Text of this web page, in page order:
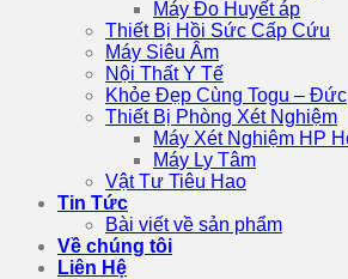
Máy Đo Huyết áp
Thiết Bị Hồi Sức Cấp Cứu
Máy Siêu Âm
Nội Thất Y Tế
Khỏe Đẹp Cùng Togu – Đức
Thiết Bị Phòng Xét Nghiệm
Máy Xét Nghiệm HP
Máy Ly Tâm
Vật Tư Tiêu Hao
Tin Tức
Bài viết về sản phẩm
Về chúng tôi
Liên Hệ